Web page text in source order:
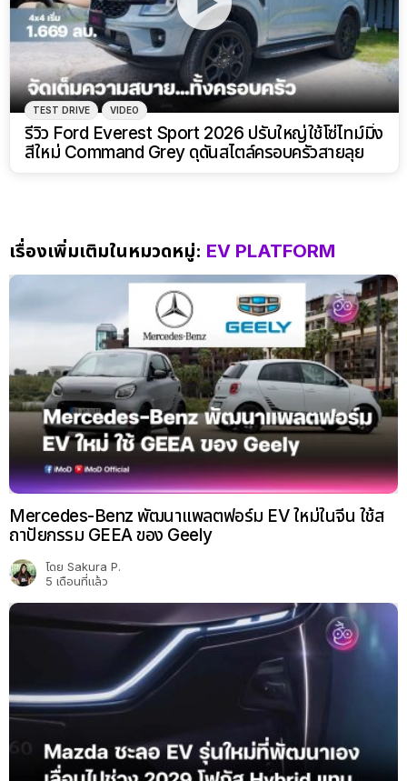
TEST DRIVE VIDEO
รีวิว Ford Everest Sport 2026 ปรับใหญ่ใช้โซ่ไทม์มิ่ง
สีใหม่ Command Grey ดุดันสไตล์ครอบครัวสายลุย
เรื่องเพิ่มเติมในหมวดหมู่: EV PLATFORM
Mercedes-Benz พัฒนาแพลตฟอร์ม EV ใหม่ในจีน ใช้ส
ถาปัยกรรม GEEA ของ Geely
โดย Sakura P.
5 เดือนที่แล้ว